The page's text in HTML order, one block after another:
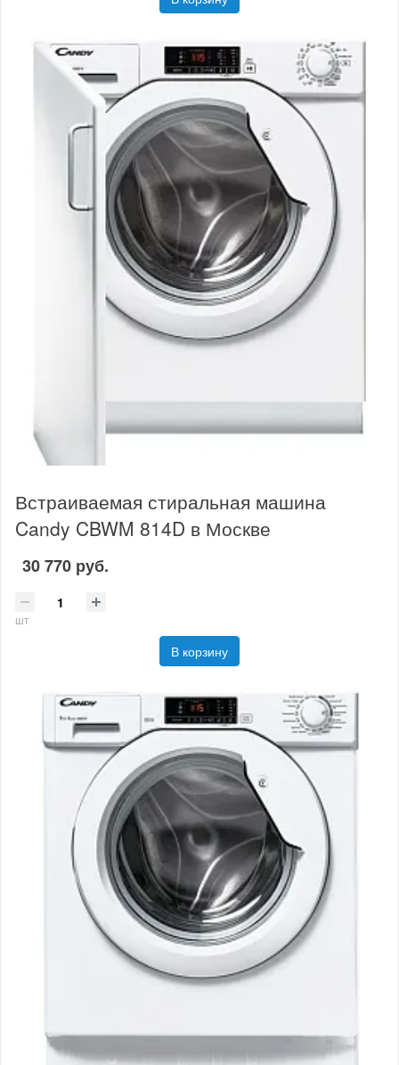
Встраиваемая стиральная машина
Candy CBWM 814D в Москве
30 770 руб.
шт
В корзину